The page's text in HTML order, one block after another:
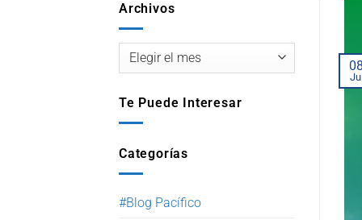
Archivos
Te Puede Interesar
Categorías
#Blog Pacífico